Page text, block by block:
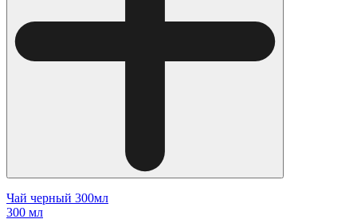
Чай черный 300мл
300 мл